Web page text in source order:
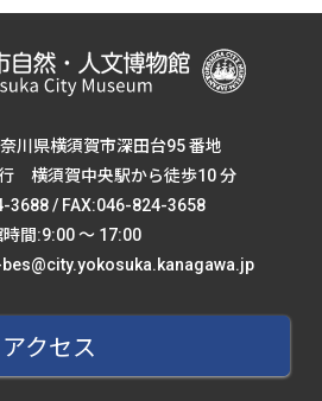
川県横須賀市深田台95 番地
横須賀中央駅から徒歩10 分
3688 / FAX:046-824-3658
時間:9:00 ～ 17:00
アクセス